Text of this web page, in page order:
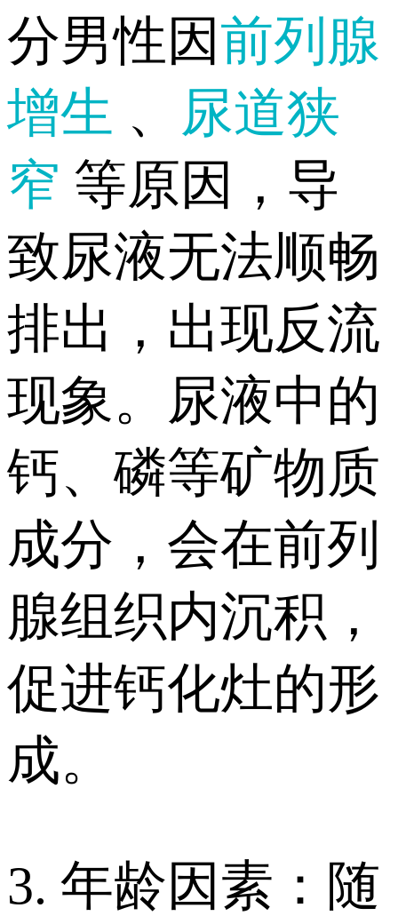
分男性因前列腺
增生 、
尿道狭
窄 等原因，导
致尿液无法顺畅
排出，出现反流
现象。尿液中的
钙、磷等矿物质
成分，会在前列
腺组织内沉积，
促进钙化灶的形
成。
3. 年龄因素：随